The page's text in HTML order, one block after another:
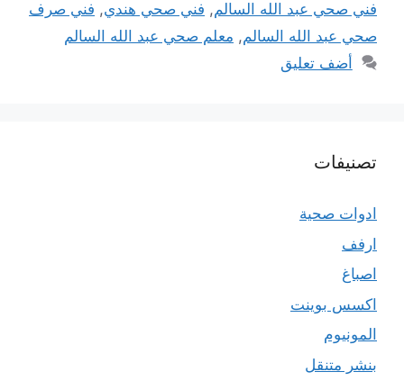
فني صحي عبد الله السالم, فني صحي هندي, فني صرف
صحي عبد الله السالم, معلم صحي عبد الله السالم
أضف تعليق
تصنيفات
ادوات صحية
ارفف
اصباغ
اكسس بوينت
المونيوم
بنشر متنقل